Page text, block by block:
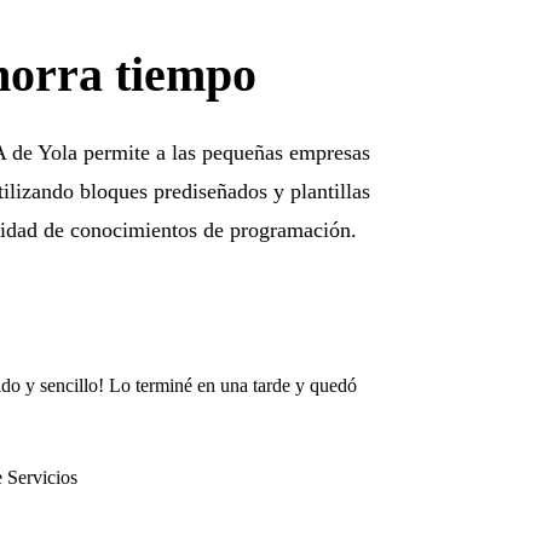
tiempo
Yola permite a las pequeñas empresas
bloques prediseñados y plantillas
de conocimientos de programación.
y sencillo! Lo terminé en una tarde y quedó
Servicios